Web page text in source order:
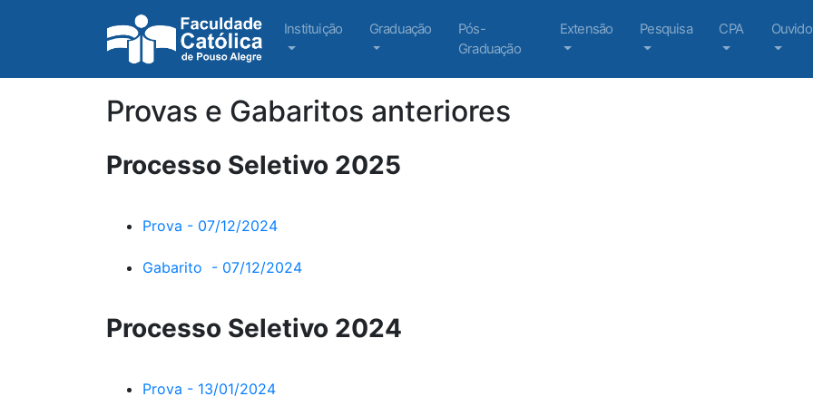
Instituição Graduação
Pós-
Graduação
Extensão Pesquisa CPA
Provas e Gabaritos anteriores
Processo Seletivo 2025
Prova - 07/12/2024
Gabarito - 07/12/2024
Processo Seletivo 2024
Prova - 13/01/2024